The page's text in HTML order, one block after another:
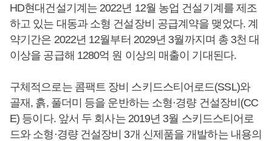
HD현대건설기계는 2022년 12월 농업 건설기계를 제조
하고 있는 대동과 소형 건설장비 공급계약을 맺었다. 계
약기간은 2022년 12월부터 2029년 3월까지며 총 3천 대
이상을 공급해 1280억 원 이상의 매출이 기대된다.
구체적으로는 콤팩트 장비 스키드스티어로드(SSL)와
골재, 흙, 풀더미 등을 운반하는 소형·경량 건설장비(CC
E) 등이다. 앞서 두 회사는 2019년 3월 스키드스티어로
드와 소형·경량 건설장비 3개 신제품을 개발하는 내용의